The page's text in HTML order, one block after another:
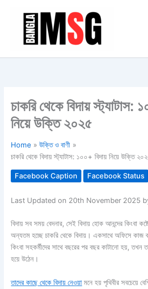
চাকরি থেকে বিদায় স্ট্যাটাস:
নিয়ে উক্তি ২০২৫
Home
উক্তি ও বাণী
চাকরি থেকে বিদায় স্ট্যাটাস: ১০০+ বিদায় নিয়ে উক্তি
Facebook Caption Facebook Status
Last Updated on 20th November 2025
বিদায় সব সময় বেদনার, সেই বিদায় হোক আনন্দের কিংবা
অন্যতম হচ্ছে চাকরি থেকে বিদায়। একসাথে অফিসে কাজ
কিংবা সহকর্মীদের সাথে বছরের পর বছর কাটানো হয়, তখন
হয়ে উঠেন।
তাদের কাছে থেকে বিদায় নেওয়া মনে হয় পৃথিবীর সবচেয়ে